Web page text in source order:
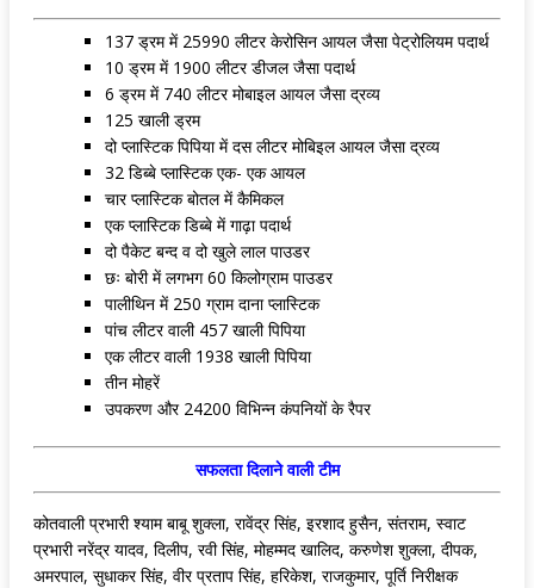
137 ड्रम में 25990 लीटर केरोसिन आयल जैसा पेट्रोलियम पदार्थ
10 ड्रम में 1900 लीटर डीजल जैसा पदार्थ
6 ड्रम में 740 लीटर मोबाइल आयल जैसा द्रव्य
125 खाली ड्रम
दो प्लास्टिक पिपिया में दस लीटर मोबिइल आयल जैसा द्रव्य
32 डिब्बे प्लास्टिक एक- एक आयल
चार प्लास्टिक बोतल में कैमिकल
एक प्लास्टिक डिब्बे में गाढ़ा पदार्थ
दो पैकेट बन्द व दो खुले लाल पाउडर
छः बोरी में लगभग 60 किलोग्राम पाउडर
पालीथिन में 250 ग्राम दाना प्लास्टिक
पांच लीटर वाली 457 खाली पिपिया
एक लीटर वाली 1938 खाली पिपिया
तीन मोहरें
उपकरण और 24200 विभिन्न कंपनियों के रैपर
सफलता दिलाने वाली टीम
कोतवाली प्रभारी श्याम बाबू शुक्ला, रावेंद्र सिंह, इरशाद हुसैन, संतराम, स्वाट
प्रभारी नरेंद्र यादव, दिलीप, रवी सिंह, मोहम्मद खालिद, करुणेश शुक्ला, दीपक,
अमरपाल, सुधाकर सिंह, वीर प्रताप सिंह, हरिकेश, राजकुमार, पूर्ति निरीक्षक